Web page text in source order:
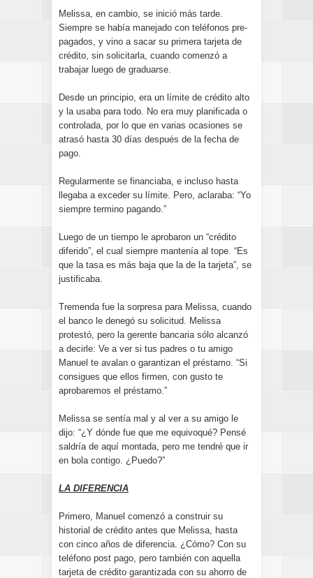
Melissa, en cambio, se inició más tarde.
Siempre se había manejado con teléfonos pre-
pagados, y vino a sacar su primera tarjeta de
crédito, sin solicitarla, cuando comenzó a
trabajar luego de graduarse.
Desde un principio, era un límite de crédito alto
y la usaba para todo. No era muy planificada o
controlada, por lo que en varias ocasiones se
atrasó hasta 30 días después de la fecha de
pago.
Regularmente se financiaba, e incluso hasta
llegaba a exceder su límite. Pero, aclaraba: “Yo
siempre termino pagando.”
Luego de un tiempo le aprobaron un “crédito
diferido”, el cual siempre mantenía al tope. “Es
que la tasa es más baja que la de la tarjeta”, se
justificaba.
Tremenda fue la sorpresa para Melissa, cuando
el banco le denegó su solicitud. Melissa
protestó, pero la gerente bancaria sólo alcanzó
a decirle: Ve a ver si tus padres o tu amigo
Manuel te avalan o garantizan el préstamo. “Si
consigues que ellos firmen, con gusto te
aprobaremos el préstamo.”
Melissa se sentía mal y al ver a su amigo le
dijo: “¿Y dónde fue que me equivoqué? Pensé
saldría de aquí montada, pero me tendré que ir
en bola contigo. ¿Puedo?”
LA DIFERENCIA
Primero, Manuel comenzó a construir su
historial de crédito antes que Melissa, hasta
con cinco años de diferencia. ¿Cómo? Con su
teléfono post pago, pero también con aquella
tarjeta de crédito garantizada con su ahorro de